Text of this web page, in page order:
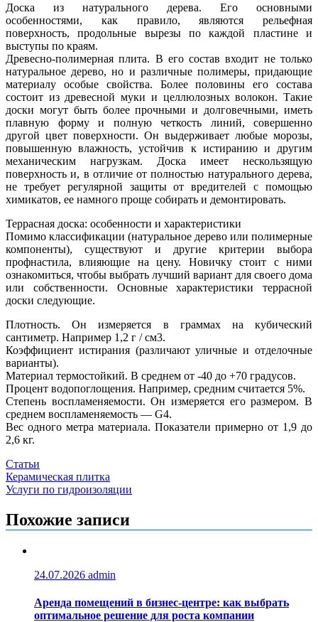
Доска из натурального дерева. Его основными
особенностями, как правило, являются рельефная
поверхность, продольные вырезы по каждой пластине и
выступы по краям.
Древесно-полимерная плита. В его состав входит не только
натуральное дерево, но и различные полимеры, придающие
материалу особые свойства. Более половины его состава
состоит из древесной муки и целлюлозных волокон. Такие
доски могут быть более прочными и долговечными, иметь
плавную форму и полную четкость линий, совершенно
другой цвет поверхности. Он выдерживает любые морозы,
повышенную влажность, устойчив к истиранию и другим
механическим нагрузкам. Доска имеет нескользящую
поверхность и, в отличие от полностью натурального дерева,
не требует регулярной защиты от вредителей с помощью
химикатов, ее намного проще собирать и демонтировать.
Террасная доска: особенности и характеристики
Помимо классификации (натуральное дерево или полимерные
компоненты), существуют и другие критерии выбора
профнастила, влияющие на цену. Новичку стоит с ними
ознакомиться, чтобы выбрать лучший вариант для своего дома
или собственности. Основные характеристики террасной
доски следующие.
Плотность. Он измеряется в граммах на кубический
сантиметр. Например 1,2 г / см3.
Коэффициент истирания (различают уличные и отделочные
варианты).
Материал термостойкий. В среднем от -40 до +70 градусов.
Процент водопоглощения. Например, средним считается 5%.
Степень воспламеняемости. Он измеряется его размером. В
среднем воспламеняемость — G4.
Вес одного метра материала. Показатели примерно от 1,9 до
2,6 кг.
Статьи
Навигация
по
записям
Керамическая плитка
Услуги по гидроизоляции
Похожие записи
24.07.2026 admin
Аренда помещений в бизнес‑центре: как выбрать
оптимальное решение для роста компании